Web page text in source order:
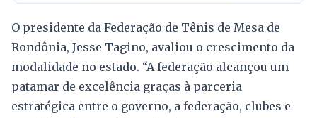
O presidente da Federação de Tênis de Mesa de
Rondônia, Jesse Tagino, avaliou o crescimento da
modalidade no estado. “A federação alcançou um
patamar de excelência graças à parceria
estratégica entre o governo, a federação, clubes e